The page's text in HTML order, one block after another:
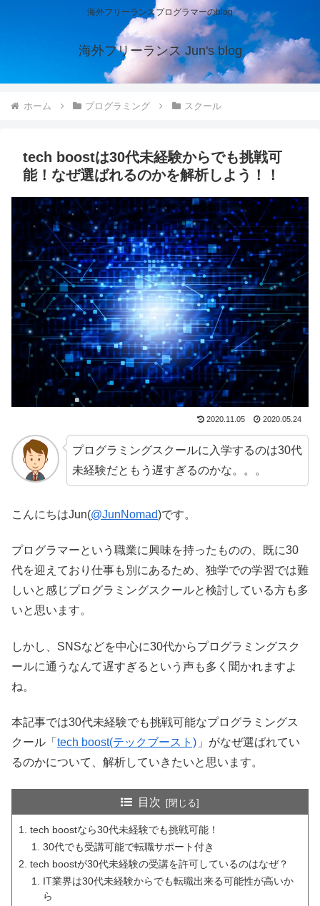
海外フリーランスプログラマーのblog
海外フリーランス Jun's blog
ホーム プログラミング スクール
tech boostは30代未経験からでも挑戦可
能！なぜ選ばれるのかを解析しよう！！
2020.11.05 2020.05.24
プログラミングスクールに入学するのは30代
未経験だともう遅すぎるのかな。。。
こんにちはJun(@JunNomad)です。
プログラマーという職業に興味を持ったものの、既に30
代を迎えており仕事も別にあるため、独学での学習では難
しいと感じプログラミングスクールと検討している方も多
いと思います。
しかし、SNSなどを中心に30代からプログラミングスク
ールに通うなんて遅すぎるという声も多く聞かれますよ
ね。
本記事では30代未経験でも挑戦可能なプログラミングス
クール「 tech boost(テックブースト) 」がなぜ選ばれてい
るのかについて、解析していきたいと思います。
目次
tech boostなら30代未経験でも挑戦可能！
30代でも受講可能で転職サポート付き
tech boostが30代未経験の受講を許可しているのはなぜ？
IT業界は30代未経験からでも転職出来る可能性が高いか
ら